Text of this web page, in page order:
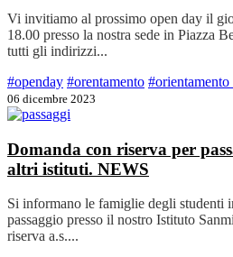
Vi invitiamo al prossimo open day il
18.00 presso la nostra sede in Piazza
tutti gli indirizzi...
#openday #orentamento
06 dicembre 2023
Domanda con riserva per
altri istituti. NEWS
Si informano le famiglie degli studenti
passaggio presso il nostro Istituto
riserva a.s....